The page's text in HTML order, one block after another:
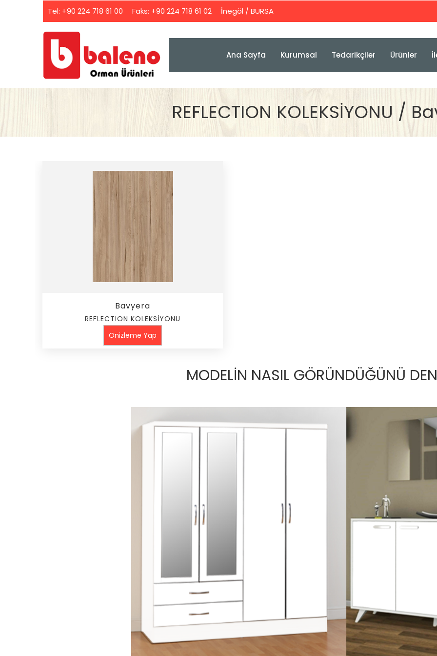
Tel: +90 224 718 61 00 Faks: +90 224 718 61 02 İnegöl / BURSA
Ana Sayfa Kurumsal Tedarikçiler Ürünler
REFLECTION KOLEKSİYONU /
Bavyera
REFLECTION KOLEKSİYONU
Önizleme Yap
MODELİN NASIL GÖRÜNDÜĞÜNÜ